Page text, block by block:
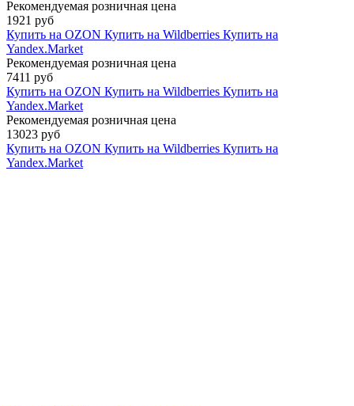
Рекомендуемая розничная цена
1921 руб
Купить на OZON Купить на Wildberries Купить на
Yandex.Market
Рекомендуемая розничная цена
7411 руб
Купить на OZON Купить на Wildberries Купить на
Yandex.Market
Рекомендуемая розничная цена
13023 руб
Купить на OZON Купить на Wildberries Купить на
Yandex.Market